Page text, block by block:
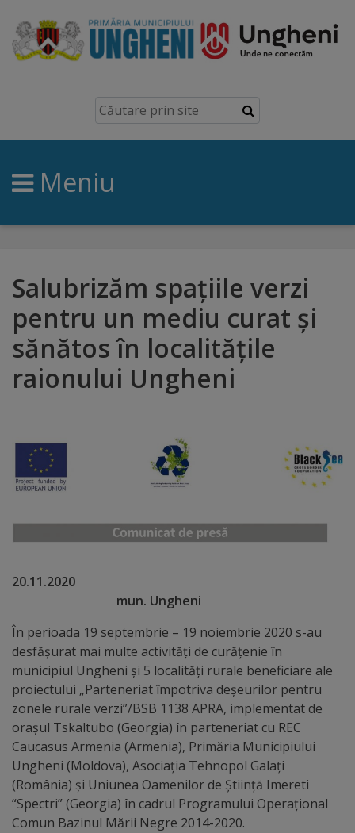
Ungheni
Prezentare
generală
Simbolurile
brand
Orașe
înfrățite
Distincții
onoare
Deținători
titlului
„Merite
pentru
Ungheni”
Diplome
de
Excelență
Ungheniul
Meniu
Salubrizăm spațiile verzi
pentru un mediu curat și
sănătos în localitățile
raionului Ungheni
20.11.2020
mun. Ungheni
În perioada 19 septembrie – 19 noiembrie 2020 s-au
desfășurat mai multe activități de curățenie în
municipiul Ungheni și 5 localități rurale beneficiare ale
proiectului „Parteneriat împotriva deșeurilor pentru
zonele rurale verzi”/BSB 1138 APRA, implementat de
orașul Tskaltubo (Georgia) în parteneriat cu REC
Caucasus Armenia (Armenia), Primăria Municipiului
Ungheni (Moldova), Asociația Tehnopol Galați
(România) și Uniunea Oamenilor de Știință Imereti
“Spectri” (Georgia) în cadrul Programului Operațional
Comun Bazinul Mării Negre 2014-2020.